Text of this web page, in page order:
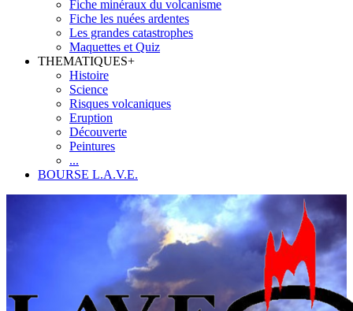
Fiche minéraux du volcanisme
Fiche les nuées ardentes
Les grandes catastrophes
Maquettes et Quiz
THEMATIQUES+
Histoire
Science
Risques volcaniques
Eruption
Découverte
Peintures
...
BOURSE L.A.V.E.